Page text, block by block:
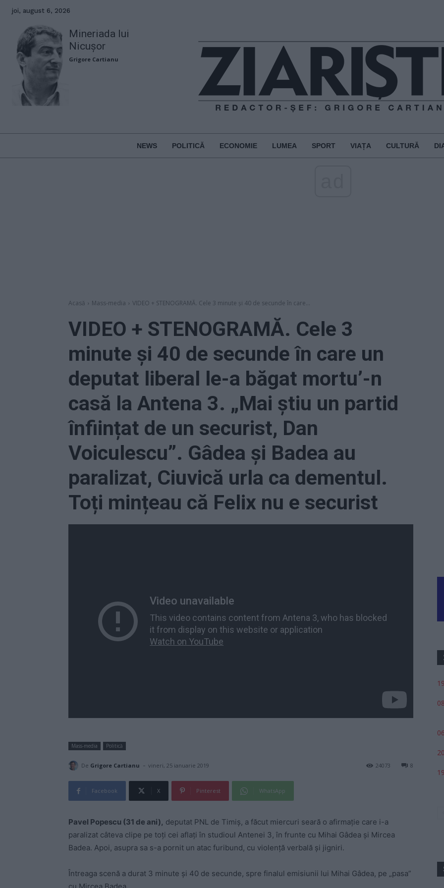
joi, august 6, 2026
Mineriada lui
Nicușor
Grigore Cartianu
NEWS POLITICĂ ECONOMIE LUMEA SPORT VIAȚA CULTURĂ
Acasă Mass-media VIDEO + STENOGRAMĂ. Cele 3 minute și 40 de secunde în care...
VIDEO + STENOGRAMĂ. Cele 3
minute și 40 de secunde în care un
deputat liberal le-a băgat mortu’-n
casă la Antena 3. „Mai știu un partid
înființat de un securist, Dan
Voiculescu”. Gâdea și Badea au
paralizat, Ciuvică urla ca dementul.
Toți mințeau că Felix nu e securist
Mass-media Politică
De Grigore Cartianu - vineri, 25 ianuarie 2019 8
24073
Facebook X Pinterest WhatsApp
Pavel Popescu (31 de ani), deputat PNL de Timiș, a făcut miercuri seară o afirmație care i-a
paralizat câteva clipe pe toți cei aflați în studioul Antenei 3, în frunte cu Mihai Gâdea și Mircea
Badea. Apoi, asupra sa s-a pornit un atac furibund, cu violență verbală și jigniri.
Întreaga scenă a durat 3 minute și 40 de secunde, spre finalul emisiunii lui Mihai Gâdea, pe „pasa”